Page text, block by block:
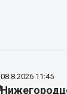
08.8.2026 11:45